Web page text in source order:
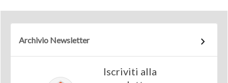
Archivio Newsletter
Iscriviti alla